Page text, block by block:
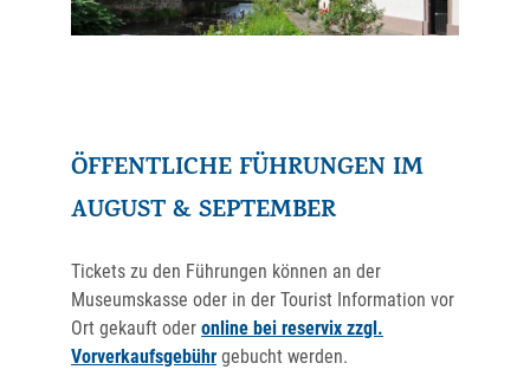
ÖFFENTLICHE FÜHRUNGEN IM
AUGUST & SEPTEMBER
Tickets zu den Führungen können an der
Museumskasse oder in der Tourist Information vor
Ort gekauft oder online bei reservix zzgl.
Vorverkaufsgebühr gebucht werden.